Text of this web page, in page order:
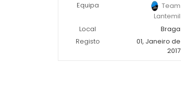
Equipa
Team
Lantemil
Local
Braga
Registo
01, Janeiro de
2017